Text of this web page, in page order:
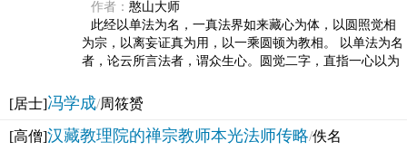
作者： 憨山大师
此经以单法为名，一真法界如来藏心为体，以圆照觉相
为宗，以离妄证真为用，以一乘圆顿为教相。 以单法为名
者，论云所言法者，谓众生心。圆觉二字，直指一心以为
[居士]冯学成/周筱赟
[高僧]汉藏教理院的禅宗教师本光法师传略/佚名